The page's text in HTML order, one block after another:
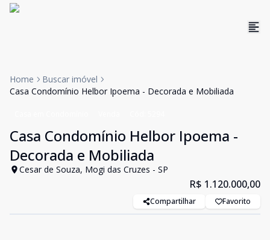
Home
Buscar imóvel
Casa Condomínio Helbor Ipoema - Decorada e Mobiliada
Casa Condomínio Helbor Ipoema -
Decorada e Mobiliada
Cesar de Souza, Mogi das Cruzes - SP
R$ 1.120.000,00
Compartilhar Favorito